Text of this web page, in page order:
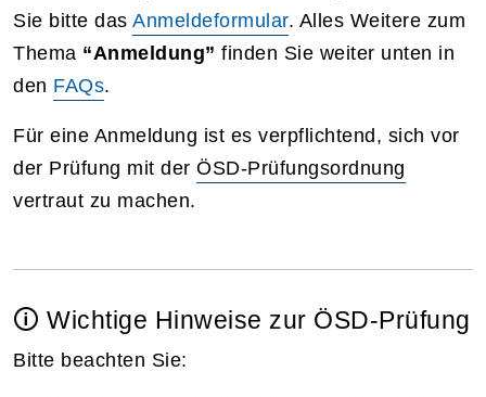
Sie bitte das Anmeldeformular. Alles Weitere zum
Thema “Anmeldung” finden Sie weiter unten in
den FAQs.
Für eine Anmeldung ist es verpflichtend, sich vor
der Prüfung mit der ÖSD-Prüfungsordnung
vertraut zu machen.
🛈 Wichtige Hinweise zur ÖSD-Prüfung
Bitte beachten Sie: